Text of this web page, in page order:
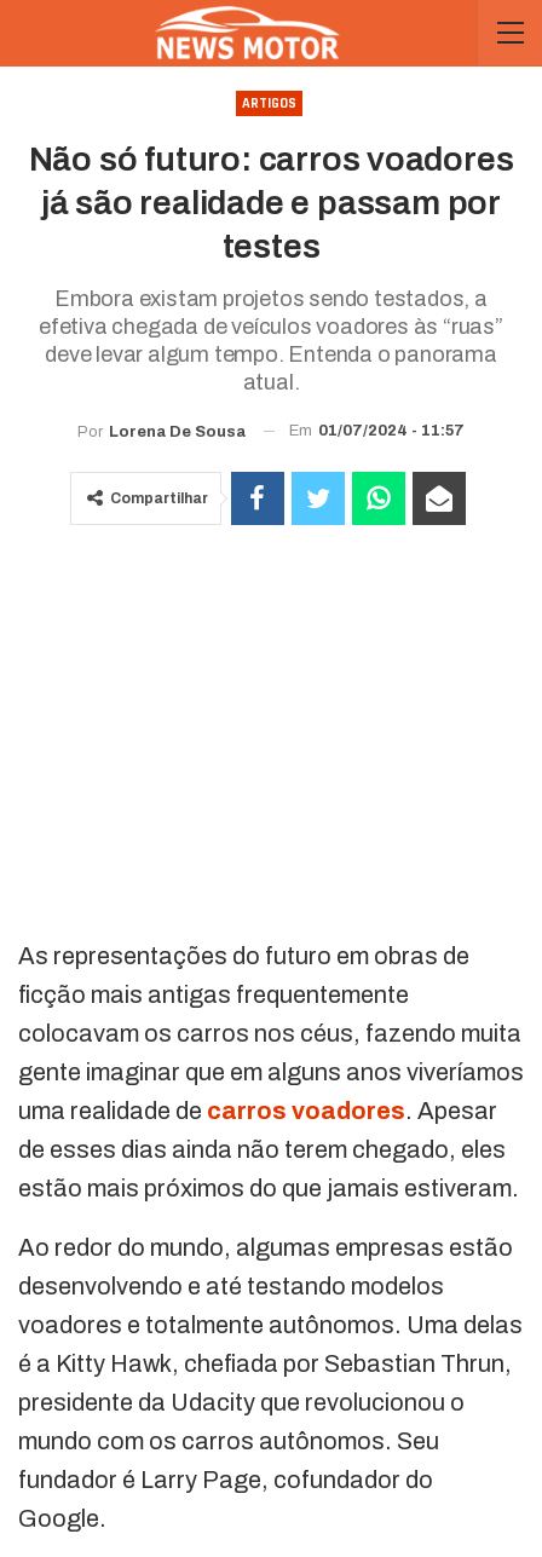
ARTIGOS
Não só futuro: carros voadores
já são realidade e passam por
testes
Embora existam projetos sendo testados, a
efetiva chegada de veículos voadores às “ruas”
deve levar algum tempo. Entenda o panorama
atual.
Por Lorena De Sousa Em 01/07/2024 - 11:57
Compartilhar
As representações do futuro em obras de
ficção mais antigas frequentemente
colocavam os carros nos céus, fazendo muita
gente imaginar que em alguns anos viveríamos
uma realidade de carros voadores. Apesar
de esses dias ainda não terem chegado, eles
estão mais próximos do que jamais estiveram.
Ao redor do mundo, algumas empresas estão
desenvolvendo e até testando modelos
voadores e totalmente autônomos. Uma delas
é a Kitty Hawk, chefiada por Sebastian Thrun,
presidente da Udacity que revolucionou o
mundo com os carros autônomos. Seu
fundador é Larry Page, cofundador do
Google.